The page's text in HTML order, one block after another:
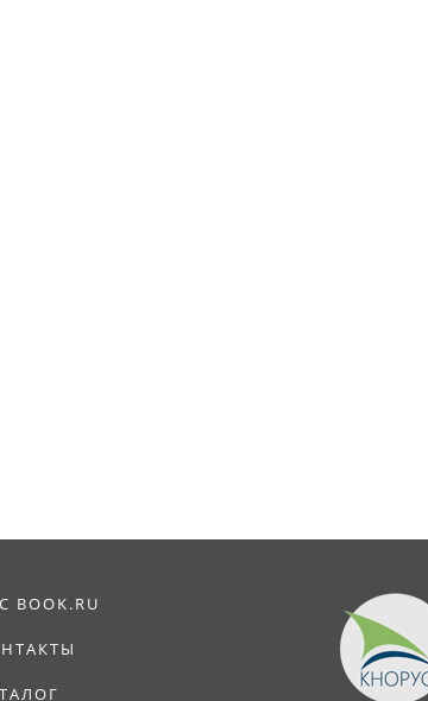
BOOK.RU